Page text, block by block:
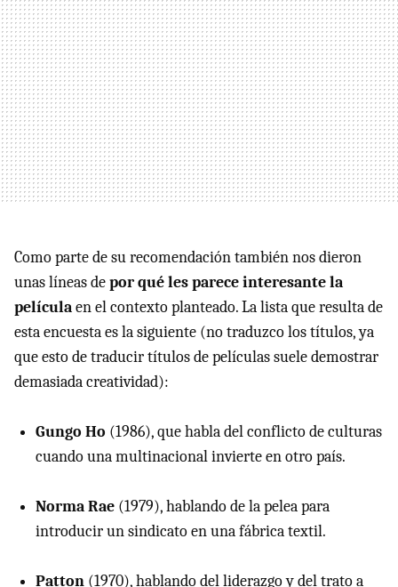
Como parte de su recomendación también nos dieron
unas líneas depor qué les parece interesante la
películaen el contexto planteado. La lista que resulta de
esta encuesta es la siguiente (no traduzco los títulos, ya
que esto de traducir títulos de películas suele demostrar
demasiada creatividad):
Gungo Ho (1986), que habla del conflicto de culturas
cuando una multinacional invierte en otro país.
Norma Rae (1979), hablando de la pelea para
introducir un sindicato en una fábrica textil.
Patton (1970), hablando del liderazgo y del trato a